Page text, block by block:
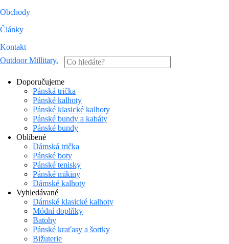
Obchody
Články
Kontakt
Outdoor Millitary.
Doporučujeme
Pánská trička
Pánské kalhoty
Pánské klasické kalhoty
Pánské bundy a kabáty
Pánské bundy
Oblíbené
Dámská trička
Pánské boty
Pánské tenisky
Pánské mikiny
Dámské kalhoty
Vyhledávané
Dámské klasické kalhoty
Módní doplňky
Batohy
Pánské kraťasy a šortky
Bižuterie